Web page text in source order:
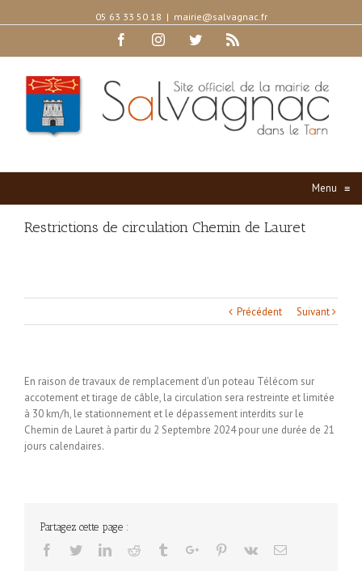
05 63 33 50 18 | mairie@salvagnac.fr
FacebookInstagramTwitter
Menu ≡
Restrictions de circulation Chemin de Lauret
Précédent Suivant
En raison de travaux de remplacement d’un poteau Télécom sur
accotement et tirage de câble, la circulation sera restreinte et limitée
à 30 km/h, le stationnement et le dépassement interdits sur le
Chemin de Lauret à partir du 2 Septembre 2024 pour une durée de 21
jours calendaires.
Partagez cette page :
Facebook
TwitterLinkedinReddit TumblrGoogle+Pinterest
Vk Email